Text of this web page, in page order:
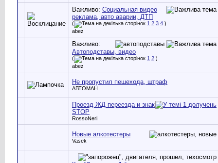
Важливо: Социальная видео
реклама, авто аварии, ДТП
( 1 2 3 4 )
abez
Важливо:
Автоподставы, видео
( 1 2 )
abez
Не пропустил пешехода, штраф
АВТОМАН
Проезд ЖД переезда и знак
STOP
RossoNeri
Новые алкотестеры
Vasek